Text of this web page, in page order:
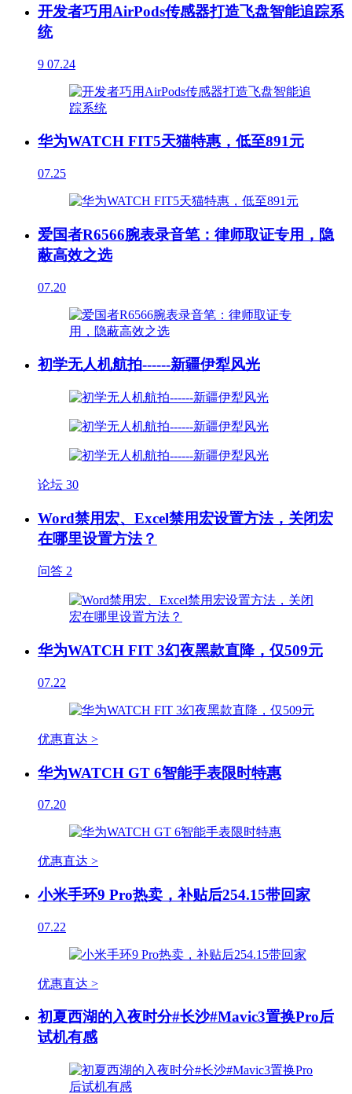
开发者巧用AirPods传感器打造飞盘智能追踪系
统
9 07.24
华为WATCH FIT5天猫特惠，低至891元
07.25
爱国者R6566腕表录音笔：律师取证专用，隐
蔽高效之选
07.20
初学无人机航拍------新疆伊犁风光
论坛 30
Word禁用宏、Excel禁用宏设置方法，关闭宏
在哪里设置方法？
问答 2
华为WATCH FIT 3幻夜黑款直降，仅509元
07.22
优惠直达 >
华为WATCH GT 6智能手表限时特惠
07.20
优惠直达 >
小米手环9 Pro热卖，补贴后254.15带回家
07.22
优惠直达 >
初夏西湖的入夜时分#长沙#Mavic3置换Pro后
试机有感